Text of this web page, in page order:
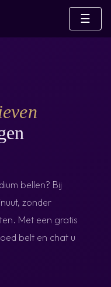
☰
bellen? Bij
zonder
Met een gratis
belt en chat u